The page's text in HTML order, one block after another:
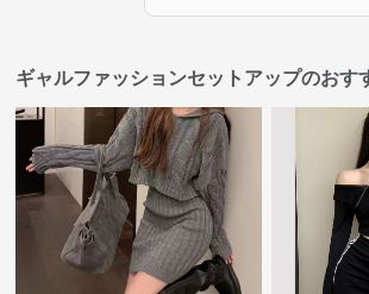
ギャルファッションセットアップのおす